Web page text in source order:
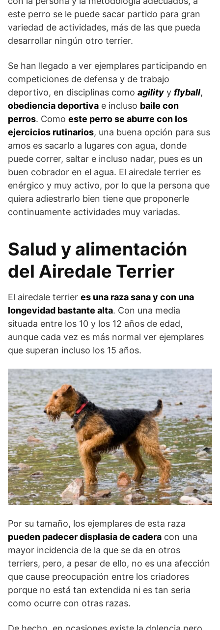
este perro se le puede sacar partido para gran
variedad de actividades, más de las que pueda
desarrollar ningún otro terrier.
Se han llegado a ver ejemplares participando en
competiciones de defensa y de trabajo
deportivo, en disciplinas como agility y flyball,
obediencia deportiva e incluso baile con
perros. Como este perro se aburre con los
ejercicios rutinarios, una buena opción para sus
amos es sacarlo a lugares con agua, donde
puede correr, saltar e incluso nadar, pues es un
buen cobrador en el agua. El airedale terrier es
enérgico y muy activo, por lo que la persona que
quiera adiestrarlo bien tiene que proponerle
continuamente actividades muy variadas.
Salud y alimentación
del Airedale Terrier
El airedale terrier es una raza sana y con una
longevidad bastante alta. Con una media
situada entre los 10 y los 12 años de edad,
aunque cada vez es más normal ver ejemplares
que superan incluso los 15 años.
Por su tamaño, los ejemplares de esta raza
pueden padecer displasia de cadera con una
mayor incidencia de la que se da en otros
terriers, pero, a pesar de ello, no es una afección
que cause preocupación entre los criadores
porque no está tan extendida ni es tan seria
como ocurre con otras razas.